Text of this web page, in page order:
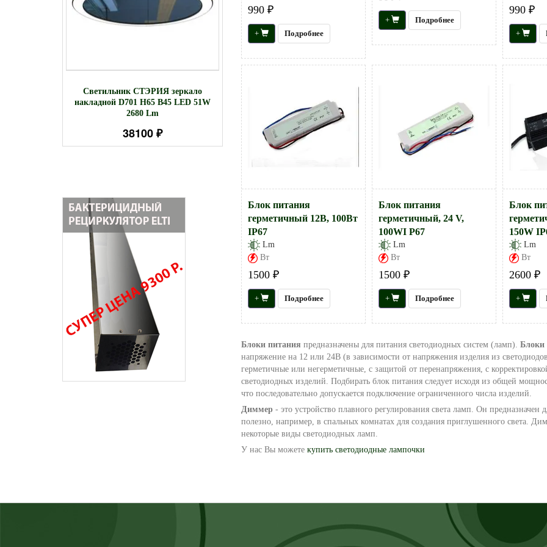
Светильник СТЭРИЯ зеркало
накладной D701 H65 B45 LED 51W
2680 Lm
38100 ₽
Светильник СТЭРИЯ настенный
D794 H65 B45 LED 31W
28731 ₽
Лампа трубка Lucky herp T8 UVB
10.0 36W 1200см
1200 ₽
990 ₽
+ Подробнее
+ Подробнее
990 ₽
+
Блок питания
герметичный 12В, 100Вт
IP67
Lm
Вт
1500 ₽
+ Подробнее
Блок питания
герметичный, 24 V,
100WI P67
Lm
Вт
1500 ₽
+ Подробнее
Блок
150W
Lm
Вт
2600 ₽
+
Блоки питания предназначены для питания светодиодных систем (ламп). Блоки
напряжение на 12 или 24В (в зависимости от напряжения изделия из
герметичные или негерметичные, с защитой от перенапряжения, с
светодиодных изделий. Подбирать блок питания следует исходя из общей
что последовательно допускается подключение ограниченного числа изделий.
Диммер - это устройство плавного регулирования света ламп. Он
полезно, например, в спальных комнатах для создания приглушенного света.
некоторые виды светодиодных ламп.
У нас Вы можете купить светодиодные лампочки